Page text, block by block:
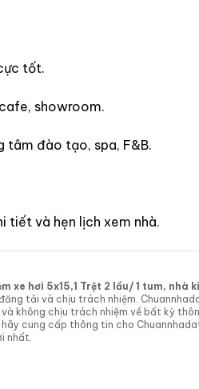
tốt.
showroom.
tâm đào tạo, spa, F&B.
tiết và hẹn lịch xem nhà.
xe hơi 5x15,1 Trệt 2 lầu/ 1 tum,
tải và chịu trách nhiệm.
không chịu trách nhiệm về bất kỳ
cung cấp thông tin cho
nhất.